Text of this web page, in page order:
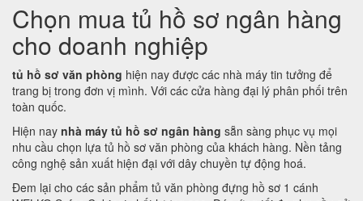
Chọn mua tủ hồ sơ ngân hàng
cho doanh nghiệp
tủ hồ sơ văn phòng hiện nay được các nhà máy tin tưởng để
trang bị trong đơn vị mình. Với các cửa hàng đại lý phân phối trên
toàn quốc.
Hiện nay nhà máy tủ hồ sơ ngân hàng sẵn sàng phục vụ mọi
nhu cầu chọn lựa tủ hồ sơ văn phòng của khách hàng. Nền tảng
công nghệ sản xuất hiện đại với dây chuyền tự động hoá.
Đem lại cho các sản phẩm tủ văn phòng đựng hồ sơ 1 cánh